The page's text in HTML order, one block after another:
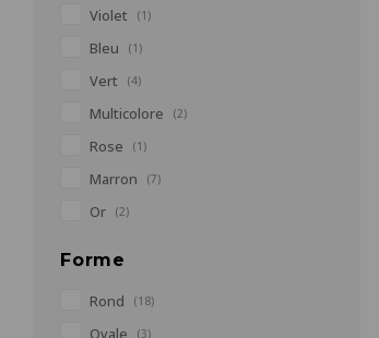
Violet (1)
Bleu (1)
Vert (4)
Multicolore (2)
Rose (1)
Marron (7)
Or (2)
Forme
Rond (18)
Ovale (3)